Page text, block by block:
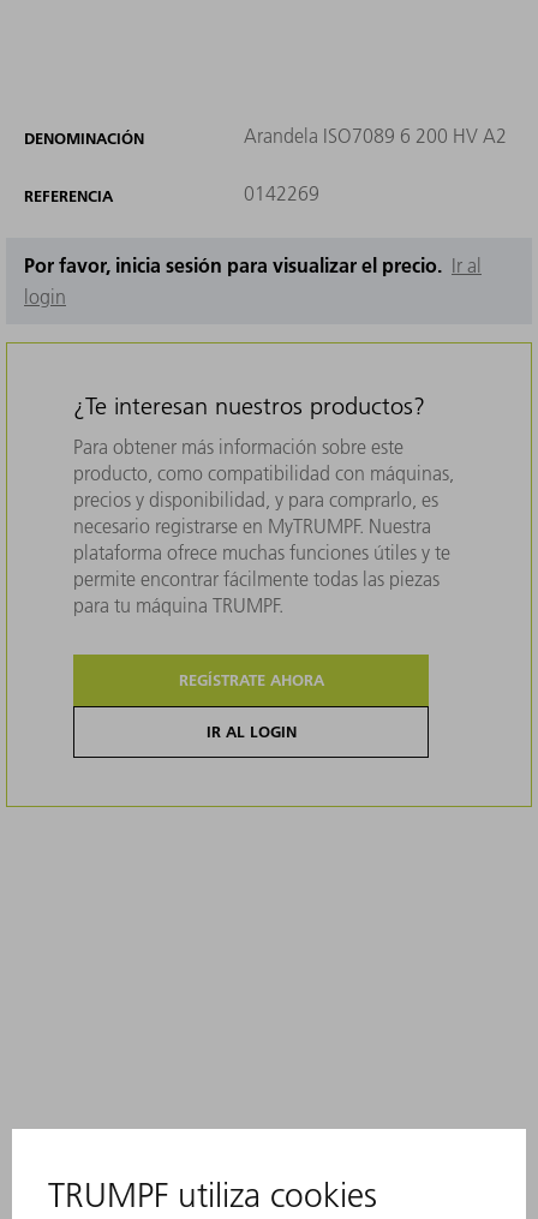
DENOMINACIÓN Arandela ISO7089 6 200 HV A2
REFERENCIA 0142269
Por favor, inicia sesión para visualizar el precio. Ir al
login
¿Te interesan nuestros productos?
Para obtener más información sobre este
producto, como compatibilidad con máquinas,
precios y disponibilidad, y para comprarlo, es
necesario registrarse en MyTRUMPF. Nuestra
plataforma ofrece muchas funciones útiles y te
permite encontrar fácilmente todas las piezas
para tu máquina TRUMPF.
REGÍSTRATE AHORA
IR AL LOGIN